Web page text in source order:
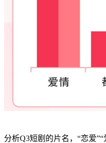
分析Q3短剧的片名，“恋爱”“